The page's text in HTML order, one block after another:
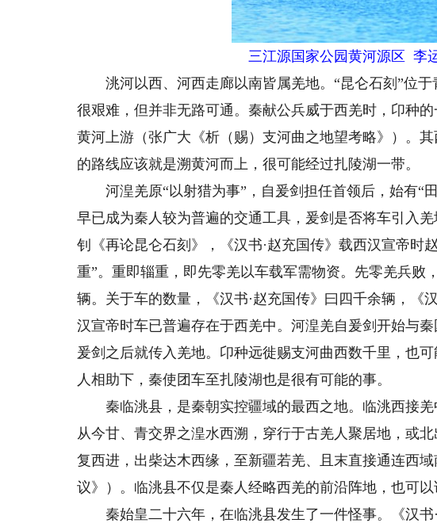
三江源国家公园黄河源区 李
洮河以西、河西走廊以南皆属羌地。“昆仑石刻”位于
很艰难，但并非无路可通。秦献公兵威于西羌时，卬种
黄河上游（张广大《析（赐）支河曲之地望考略》）。
的路线应该就是溯黄河而上，很可能经过扎陵湖一带。
河湟羌原“以射猎为事”，自爰剑担任首领后，始有“
早已成为秦人较为普遍的交通工具，爰剑是否将车引入
钊《再论昆仑石刻》，《汉书·赵充国传》载西汉宣帝时
重”。重即辎重，即先零羌以车载军需物资。先零羌兵败
辆。关于车的数量，《汉书·赵充国传》曰四千余辆，《
汉宣帝时车已普遍存在于西羌中。河湟羌自爰剑开始与
爰剑之后就传入羌地。卬种远徙赐支河曲西数千里，也
人相助下，秦使团车至扎陵湖也是很有可能的事。
秦临洮县，是秦朝实控疆域的最西之地。临洮西接羌
从今甘、青交界之湟水西溯，穿行于古羌人聚居地，或
复西进，出柴达木西缘，至新疆若羌、且末直接通连西
议》）。临洮县不仅是秦人经略西羌的前沿阵地，也可以
秦始皇二十六年，在临洮县发生了一件怪事。《汉书